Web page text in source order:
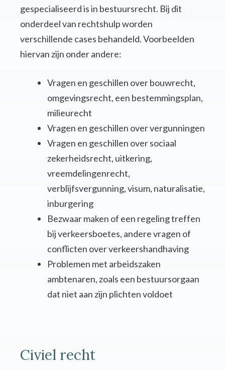
gespecialiseerd is in bestuursrecht. Bij dit
onderdeel van rechtshulp worden
verschillende cases behandeld. Voorbeelden
hiervan zijn onder andere:
Vragen en geschillen over bouwrecht,
omgevingsrecht, een bestemmingsplan,
milieurecht
Vragen en geschillen over vergunningen
Vragen en geschillen over sociaal
zekerheidsrecht, uitkering,
vreemdelingenrecht,
verblijfsvergunning, visum, naturalisatie,
inburgering
Bezwaar maken of een regeling treffen
bij verkeersboetes, andere vragen of
conflicten over verkeershandhaving
Problemen met arbeidszaken
ambtenaren, zoals een bestuursorgaan
dat niet aan zijn plichten voldoet
Civiel recht